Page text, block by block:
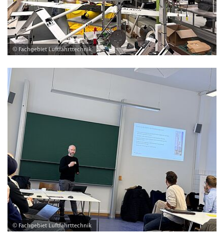
© Fachgebiet Luftfahrttechnik
© Fachgebiet Luftfahrttechnik